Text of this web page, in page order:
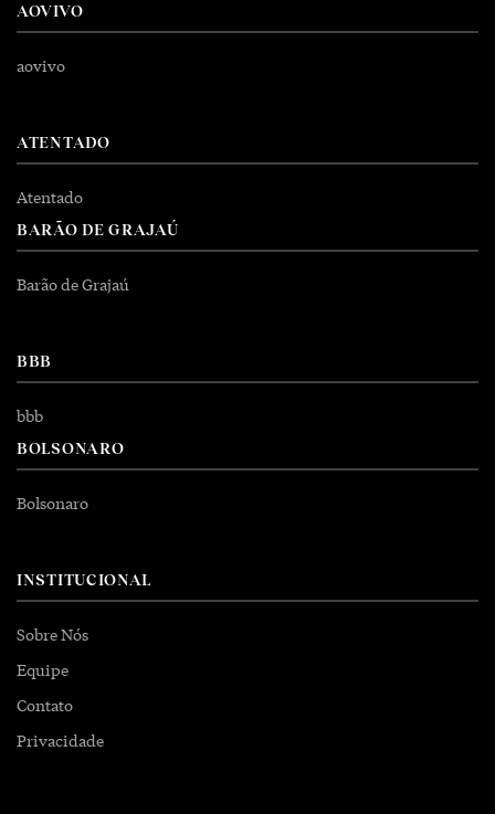
AOVIVO
aovivo
ATENTADO
Atentado
BARÃO DE GRAJAÚ
Barão de Grajaú
BBB
bbb
BOLSONARO
Bolsonaro
INSTITUCIONAL
Sobre Nós
Equipe
Contato
Privacidade